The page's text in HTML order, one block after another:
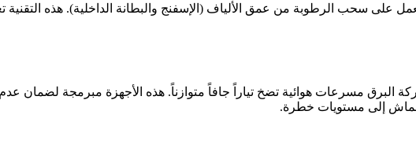
على سحب الرطوبة من عمق الألياف (الإسفنج والبطانة الداخلية). هذه
البرق مسرعات هوائية تضخ تياراً جافاً متوازناً. هذه الأجهزة مبرمجة لضمان
إلى مستويات خطرة.